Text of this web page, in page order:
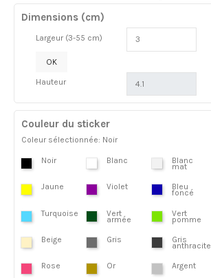
Dimensions (cm)
Largeur (3-55 cm)
OK
Hauteur
Couleur du sticker
Coleur sélectionnée: Noir
Noir Blanc Blanc
mat
Jaune Violet Bleu
foncé
Turquoise Vert
armée
Vert
pomme
Beige Gris Gris
anthracite
Rose Or Argent